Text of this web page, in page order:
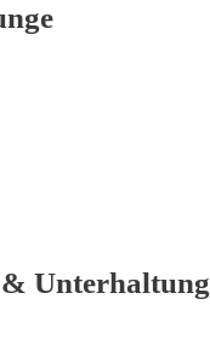
Unterhaltung